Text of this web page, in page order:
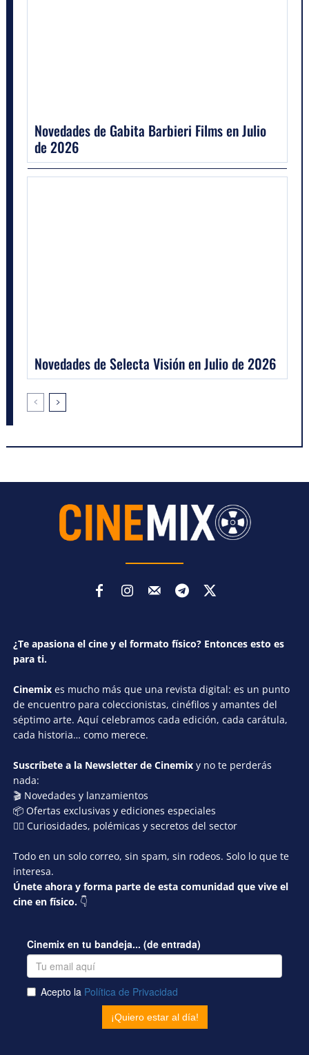
Novedades de Gabita Barbieri Films en Julio
de 2026
Novedades de Selecta Visión en Julio de 2026
¿Te apasiona el cine y el formato físico? Entonces esto es
para ti.
Cinemix es mucho más que una revista digital: es un punto
de encuentro para coleccionistas, cinéfilos y amantes del
séptimo arte. Aquí celebramos cada edición, cada carátula,
cada historia… como merece.
Suscríbete a la Newsletter de Cinemix y no te perderás
nada:
🎬 Novedades y lanzamientos
📦 Ofertas exclusivas y ediciones especiales
🕵️‍♂️ Curiosidades, polémicas y secretos del sector
Todo en un solo correo, sin spam, sin rodeos. Solo lo que te
interesa.
Únete ahora y forma parte de esta comunidad que vive el
cine en físico. 👇